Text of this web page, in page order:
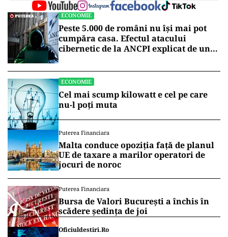
ECONOMIE
Peste 5.000 de români nu își mai pot
cumpăra casa. Efectul atacului
cibernetic de la ANCPI explicat de un
ECONOMIE
Cel mai scump kilowatt e cel pe care
nu-l poți muta
Puterea Financiara
Malta conduce opoziția față de planul
UE de taxare a marilor operatori de
jocuri de noroc
Puterea Financiara
Bursa de Valori București a închis în
scădere ședința de joi
Oficiuldestiri.ro